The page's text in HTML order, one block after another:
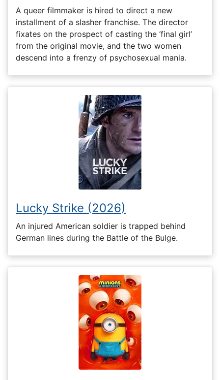
A queer filmmaker is hired to direct a new
installment of a slasher franchise. The director
fixates on the prospect of casting the ‘final girl’
from the original movie, and the two women
descend into a frenzy of psychosexual mania.
Lucky Strike (2026)
An injured American soldier is trapped behind
German lines during the Battle of the Bulge.